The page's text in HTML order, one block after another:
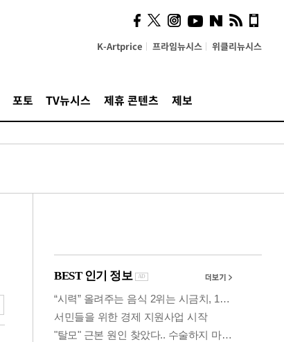
K-Artprice 프라임뉴시스 위클리뉴시스
포토 TV뉴시스 제휴 콘텐츠 제보
시, 스마트폰 액세서리에
NFC 더했다